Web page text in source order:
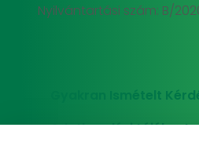
Nyilvántartási szám: B/
Gyakran Ismételt
Adatkezelési